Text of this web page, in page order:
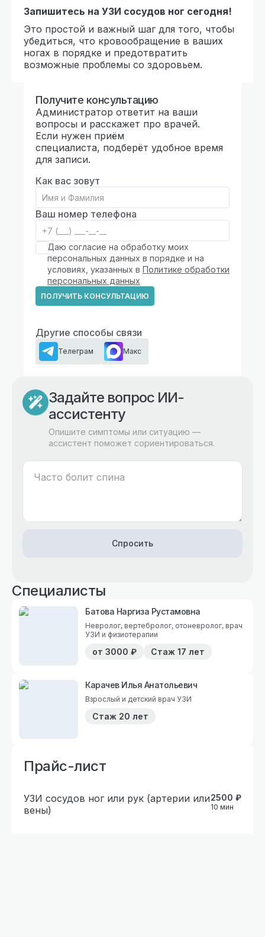
Запишитесь на УЗИ сосудов ног сегодня!
Это простой и важный шаг для того, чтобы
убедиться, что кровообращение в ваших
ногах в порядке и предотвратить
возможные проблемы со здоровьем.
Получите консультацию
Администратор ответит на ваши
вопросы и расскажет про врачей.
Если нужен приём
специалиста, подберёт удобное время
для записи.
Как вас зовут
Ваш номер телефона
Даю согласие на обработку моих
персональных данных в порядке и на
условиях, указанных в Политике обработки
персональных данных
ПОЛУЧИТЬ КОНСУЛЬТАЦИЮ
Другие способы связи
Телеграм Макс
Задайте вопрос ИИ-
ассистенту
Опишите симптомы или ситуацию —
ассистент поможет сориентироваться.
Спросить
Специалисты
Батова Наргиза Рустамовна
Невролог, вертебролог, отоневролог, врач
УЗИ и физиотерапии
от 3000 ₽ Стаж 17 лет
Карачев Илья Анатольевич
Взрослый и детский врач УЗИ
Стаж 20 лет
Прайс-лист
УЗИ сосудов ног или рук (артерии или
вены)
10 мин
2500 ₽